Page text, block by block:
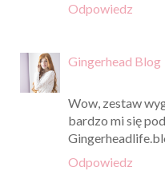
Odpowiedz
Gingerhead Blog
Wow, zestaw
bardzo mi się
Odpowiedz